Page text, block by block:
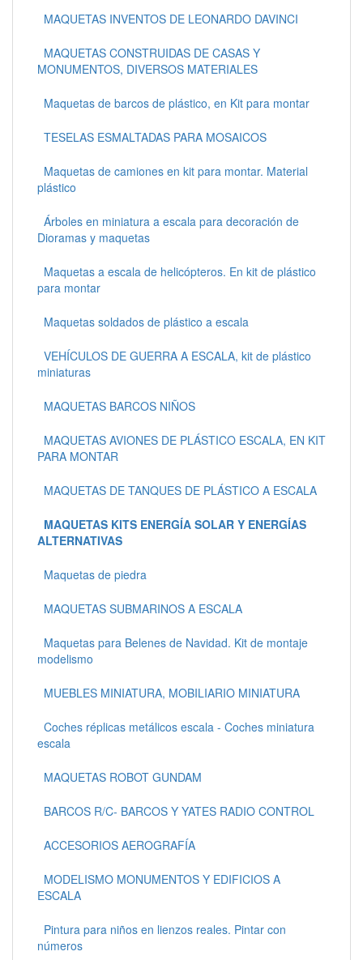
MAQUETAS INVENTOS DE LEONARDO DAVINCI
MAQUETAS CONSTRUIDAS DE CASAS Y
MONUMENTOS, DIVERSOS MATERIALES
Maquetas de barcos de plástico, en Kit para montar
TESELAS ESMALTADAS PARA MOSAICOS
Maquetas de camiones en kit para montar. Material
plástico
Árboles en miniatura a escala para decoración de
Dioramas y maquetas
Maquetas a escala de helicópteros. En kit de plástico
para montar
Maquetas soldados de plástico a escala
VEHÍCULOS DE GUERRA A ESCALA, kit de plástico
miniaturas
MAQUETAS BARCOS NIÑOS
MAQUETAS AVIONES DE PLÁSTICO ESCALA, EN KIT
PARA MONTAR
MAQUETAS DE TANQUES DE PLÁSTICO A ESCALA
MAQUETAS KITS ENERGÍA SOLAR Y ENERGÍAS
ALTERNATIVAS
Maquetas de piedra
MAQUETAS SUBMARINOS A ESCALA
Maquetas para Belenes de Navidad. Kit de montaje
modelismo
MUEBLES MINIATURA, MOBILIARIO MINIATURA
Coches réplicas metálicos escala - Coches miniatura
escala
MAQUETAS ROBOT GUNDAM
BARCOS R/C- BARCOS Y YATES RADIO CONTROL
ACCESORIOS AEROGRAFÍA
MODELISMO MONUMENTOS Y EDIFICIOS A
ESCALA
Pintura para niños en lienzos reales. Pintar con
números